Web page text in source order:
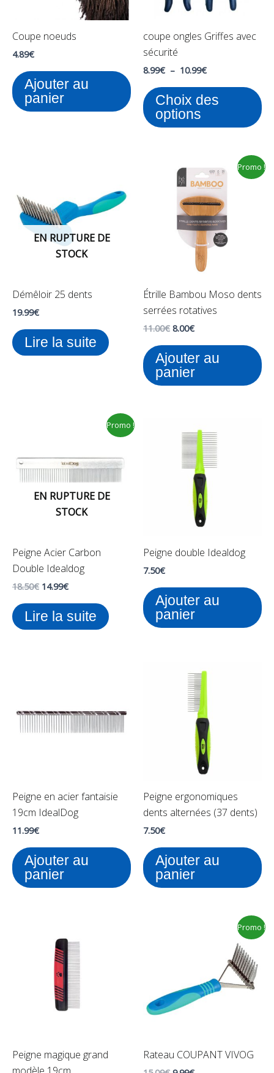
Coupe noeuds
4.89€
Ajouter au
panier
coupe ongles Griffes avec
sécurité
8.99€ – 10.99€
Choix des
options
du
EN RUPTURE DE
STOCK
Démêloir 25 dents
19.99€
Lire la suite
Promo !
Étrille Bambou Moso dents
serrées rotatives
11.00€
prix
initial
était :
11.00€.
8.00€
prix
actuel
est :
8.00€.
Ajouter au
panier
Promo !
EN RUPTURE DE
STOCK
Peigne Acier Carbon
Double Idealdog
18.50€
était :
18.50€.
14.99€
est :
14.99€.
Lire la suite
Peigne double Idealdog
7.50€
Ajouter au
panier
Peigne en acier fantaisie
19cm IdealDog
11.99€
Ajouter au
panier
Peigne ergonomiques
dents alternées (37 dents)
7.50€
Ajouter au
panier
Peigne magique grand
Promo !
Rateau COUPANT VIVOG